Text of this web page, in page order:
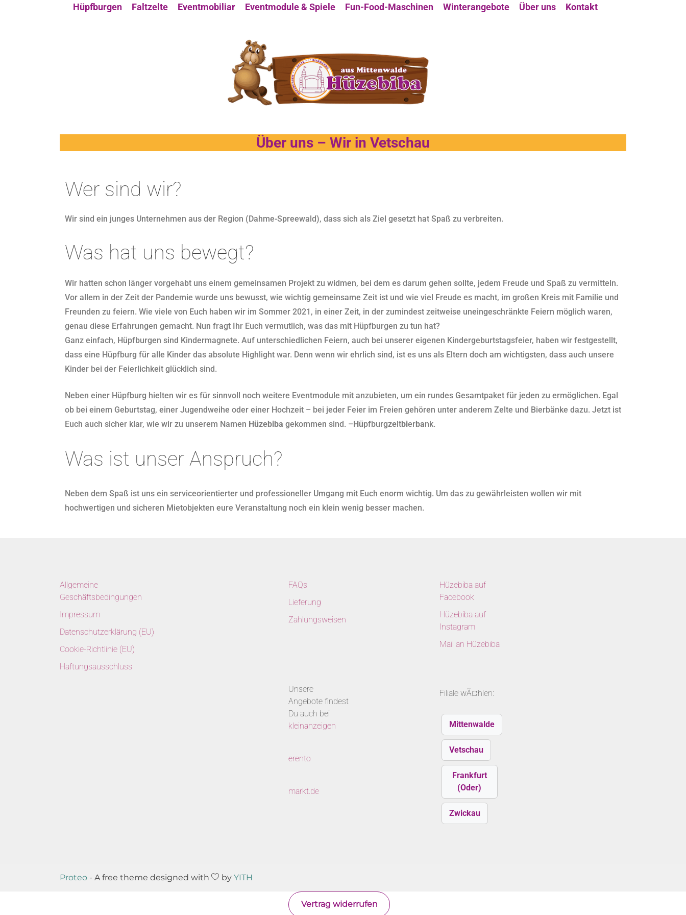
Hüpfburgen Faltzelte Eventmobiliar Eventmodule & Spiele Fun-Food-Maschinen Winterangebote Über uns Kontakt
Über uns – Wir in Vetschau
Wer sind wir?
Wir sind ein junges Unternehmen aus der Region (Dahme-Spreewald), dass sich als Ziel gesetzt hat Spaß zu verbreiten.
Was hat uns bewegt?
Wir hatten schon länger vorgehabt uns einem gemeinsamen Projekt zu widmen, bei dem es darum gehen sollte, jedem Freude und Spaß zu vermitteln.
Vor allem in der Zeit der Pandemie wurde uns bewusst, wie wichtig gemeinsame Zeit ist und wie viel Freude es macht, im großen Kreis mit Familie und
Freunden zu feiern. Wie viele von Euch haben wir im Sommer 2021, in einer Zeit, in der zumindest zeitweise uneingeschränkte Feiern möglich waren,
genau diese Erfahrungen gemacht. Nun fragt Ihr Euch vermutlich, was das mit Hüpfburgen zu tun hat?
Ganz einfach, Hüpfburgen sind Kindermagnete. Auf unterschiedlichen Feiern, auch bei unserer eigenen Kindergeburtstagsfeier, haben wir festgestellt,
dass eine Hüpfburg für alle Kinder das absolute Highlight war. Denn wenn wir ehrlich sind, ist es uns als Eltern doch am wichtigsten, dass auch unsere
Kinder bei der Feierlichkeit glücklich sind.
Neben einer Hüpfburg hielten wir es für sinnvoll noch weitere Eventmodule mit anzubieten, um ein rundes Gesamtpaket für jeden zu ermöglichen. Egal
ob bei einem Geburtstag, einer Jugendweihe oder einer Hochzeit – bei jeder Feier im Freien gehören unter anderem Zelte und Bierbänke dazu. Jetzt ist
Euch auch sicher klar, wie wir zu unserem Namen Hüzebiba gekommen sind. –Hüpfburgze ltbierbank.
Was ist unser Anspruch?
Neben dem Spaß ist uns ein serviceorientierter und professioneller Umgang mit Euch enorm wichtig. Um das zu gewährleisten wollen wir mit
hochwertigen und sicheren Mietobjekten eure Veranstaltung noch ein klein wenig besser machen.
Allgemeine
Geschäftsbedingungen
Impressum
Datenschutzerklärung (EU)
Cookie-Richtlinie (EU)
Haftungsausschluss
FAQs
Lieferung
Zahlungsweisen
Hüzebiba auf
Facebook
Hüzebiba auf
Instagram
Mail an Hüzebiba
Unsere
Angebote findest
Du auch bei
kleinanzeigen
erento
markt.de
Filiale wÃ¤hlen:
Mittenwalde
Vetschau
Frankfurt
(Oder)
Zwickau
Proteo - A free theme designed with by YITH
Vertrag widerrufen